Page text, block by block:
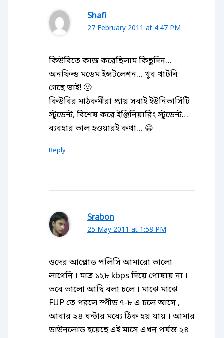
Shafi
27 February 2011 at 4:47 PM
কিউবিতে কাজ করেছিলাম কিছুদিন…
অনফিল্ড মডেম ইন্সটলেশন… খুব খাটনি
গেছে ভাই! 🙁
কিউবির মাঠকর্মীরা প্রায় সবাই ইউনিভার্সিটি
স্টুডেন্ট, বিশেষ করে ইঞ্জিনিয়ারিং স্টুডেন্ট…
ব্যবহার ভাল হওয়ারই কথা… 😀
Reply
Srabon
25 May 2011 at 1:58 PM
ওদের আপ্লোড পলিসি আমারো ভালো
লাগেনি । মাত্র ১২৮ kbps দিয়ে পোষায় না ।
তবে ভালো আছি বলা চলে । মাঝে মাঝে
FUP তে পরলে স্পীড ৭-৮ এ চলে আসে ,
আবার ২৪ ঘন্টার মধ্যে ঠিক হয় যায় । আমার
ডাউনলোড হয়েছে এই মাসে এখন পর্যন্ত ২৪